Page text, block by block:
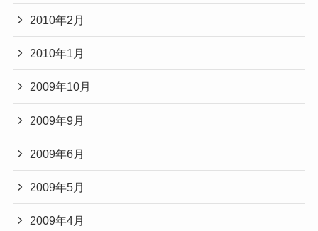
2010年2月
2010年1月
2009年10月
2009年9月
2009年6月
2009年5月
2009年4月